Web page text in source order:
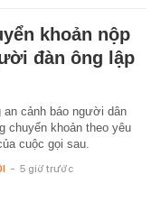
khoản nộp
đàn ông lập
an cảnh báo người dân
chuyển khoản theo yêu
cuộc gọi sau.
- 5 giờ trước